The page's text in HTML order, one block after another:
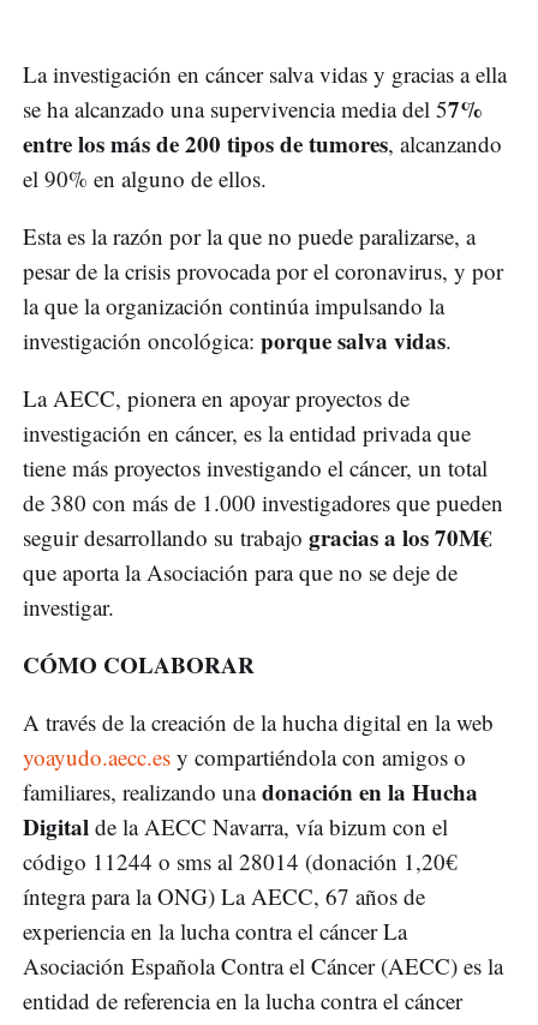
La investigación en cáncer salva vidas y gracias a ella
se ha alcanzado una supervivencia media del 57%
entre los más de 200 tipos de tumores, alcanzando
el 90% en alguno de ellos.
Esta es la razón por la que no puede paralizarse, a
pesar de la crisis provocada por el coronavirus, y por
la que la organización continúa impulsando la
investigación oncológica: porque salva vidas.
La AECC, pionera en apoyar proyectos de
investigación en cáncer, es la entidad privada que
tiene más proyectos investigando el cáncer, un total
de 380 con más de 1.000 investigadores que pueden
seguir desarrollando su trabajo gracias a los 70M€
que aporta la Asociación para que no se deje de
investigar.
CÓMO COLABORAR
A través de la creación de la hucha digital en la web
yoayudo.aecc.es y compartiéndola con amigos o
familiares, realizando unadonación en la Hucha
Digital de la AECC Navarra, vía bizum con el
código 11244 o sms al 28014 (donación 1,20€
íntegra para la ONG) La AECC, 67 años de
experiencia en la lucha contra el cáncer La
Asociación Española Contra el Cáncer (AECC) es la
entidad de referencia en la lucha contra el cáncer